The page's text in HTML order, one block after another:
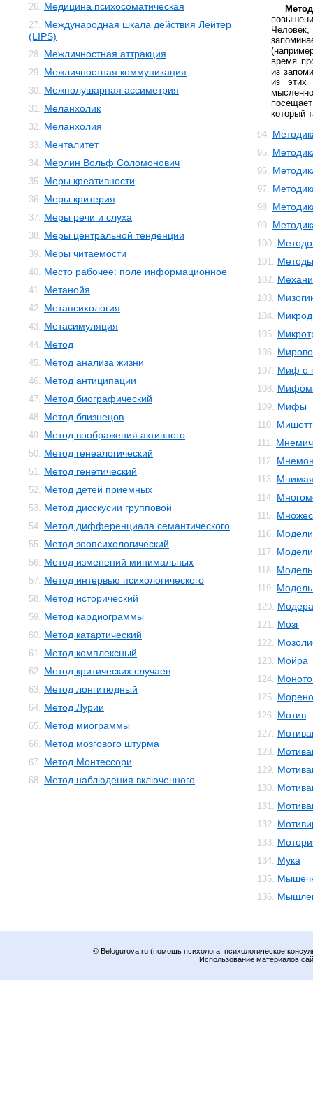
26. Медицина психосоматическая
27. Международная шкала действия Лейтер
(LIPS)
28. Межличностная аттракция
29. Межличностная коммуникация
30. Межполушарная ассиметрия
31. Меланхолик
32. Меланхолия
33. Менталитет
34. Мерлин Вольф Соломонович
35. Меры креативности
36. Меры критерия
37. Меры речи и слуха
38. Меры центральной тенденции
39. Меры читаемости
40. Место рабочее: поле информационное
41. Метанойя
42. Метапсихология
43. Метасимуляция
44. Метод
45. Метод анализа жизни
46. Метод антиципации
47. Метод биографический
48. Метод близнецов
49. Метод воображения активного
50. Метод генеалогический
51. Метод генетический
52. Метод детей приемных
53. Метод дисскусии групповой
54. Метод дифференциала семантического
55. Метод зоопсихологический
56. Метод изменений минимальных
57. Метод интервью психологического
58. Метод исторический
59. Метод кардиограммы
60. Метод катартический
61. Метод комплексный
62. Метод критических случаев
63. Метод лонгитюдный
64. Метод Лурии
65. Метод миограммы
66. Метод мозгового штурма
67. Метод Монтессори
68. Метод наблюдения включенного
время
из
из этих
который
94.
95.
96.
97.
98.
99.
100.
101. Методы
102.
103.
104.
105.
106.
107. Миф о
108.
109. Мифы
110.
111.
112.
113.
114.
115.
116.
117.
118. Модель
119. Модель
120.
121. Мозг
122.
123. Мойра
124.
125.
126. Мотив
127.
128.
129.
130.
131.
132.
133.
134. Мука
135.
136.
© Belogurova.ru (помощь психолога, психологическое
Использование материалов